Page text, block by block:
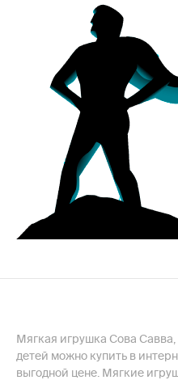
Мягкая игрушка Сова
детей можно купить в
выгодной цене. Мягкие